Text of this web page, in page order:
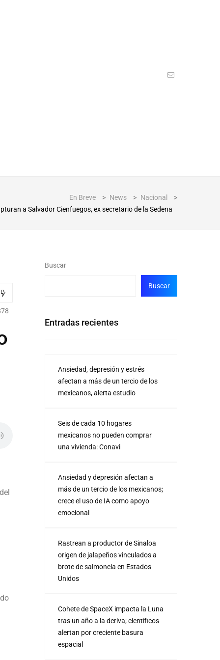
En Breve > News > Nacional
>
a Salvador Cienfuegos, ex secretario de la Sedena
Buscar
Buscar
Entradas recientes
Ansiedad, depresión y estrés
afectan a más de un tercio de los
mexicanos, alerta estudio
Seis de cada 10 hogares
mexicanos no pueden comprar
una vivienda: Conavi
Ansiedad y depresión afectan a
más de un tercio de los mexicanos;
crece el uso de IA como apoyo
emocional
Rastrean a productor de Sinaloa
origen de jalapeños vinculados a
brote de salmonela en Estados
Unidos
Cohete de SpaceX impacta la Luna
tras un año a la deriva; científicos
alertan por creciente basura
espacial